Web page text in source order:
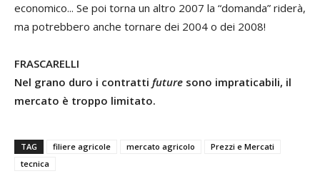
economico... Se poi torna un altro 2007 la “domanda” riderà,
ma potrebbero anche tornare dei 2004 o dei 2008!
FRASCARELLI
Nel grano duro i contratti future sono impraticabili, il
mercato è troppo limitato.
TAG filiere agricole mercato agricolo
Prezzi e Mercati
tecnica